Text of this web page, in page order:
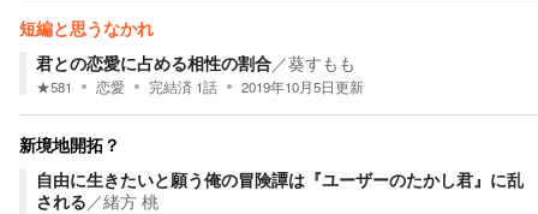
短編と思うなかれ
君との恋愛に占める相性の割合／葵すもも
★581 恋愛 完結済 1話 2019年10月5日更新
新境地開拓？
自由に生きたいと願う俺の冒険譚は『ユーザーのたかし君』に乱
される／緒方 桃